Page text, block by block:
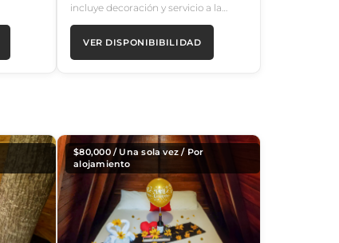
incluye decoración y servicio a la…
VER DISPONIBIBILIDAD
$80,000/ Una sola vez / Por
alojamiento